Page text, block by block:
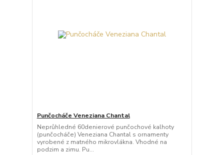
Punčocháče Veneziana Chantal
Neprůhledné 60denierové punčochové kalhoty
(punčocháče) Veneziana Chantal s ornamenty
vyrobené z matného mikrovlákna. Vhodné na
podzim a zimu. Pu...